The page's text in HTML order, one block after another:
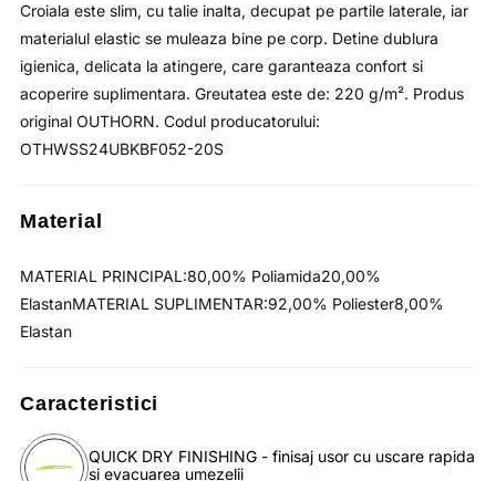
Croiala este slim, cu talie inalta, decupat pe partile laterale, iar
materialul elastic se muleaza bine pe corp. Detine dublura
igienica, delicata la atingere, care garanteaza confort si
acoperire suplimentara. Greutatea este de: 220 g/m². Produs
original OUTHORN. Codul producatorului:
OTHWSS24UBKBF052-20S
Material
MATERIAL PRINCIPAL:80,00% Poliamida20,00%
ElastanMATERIAL SUPLIMENTAR:92,00% Poliester8,00%
Elastan
Caracteristici
QUICK DRY FINISHING - finisaj usor cu uscare rapida
si evacuarea umezelii